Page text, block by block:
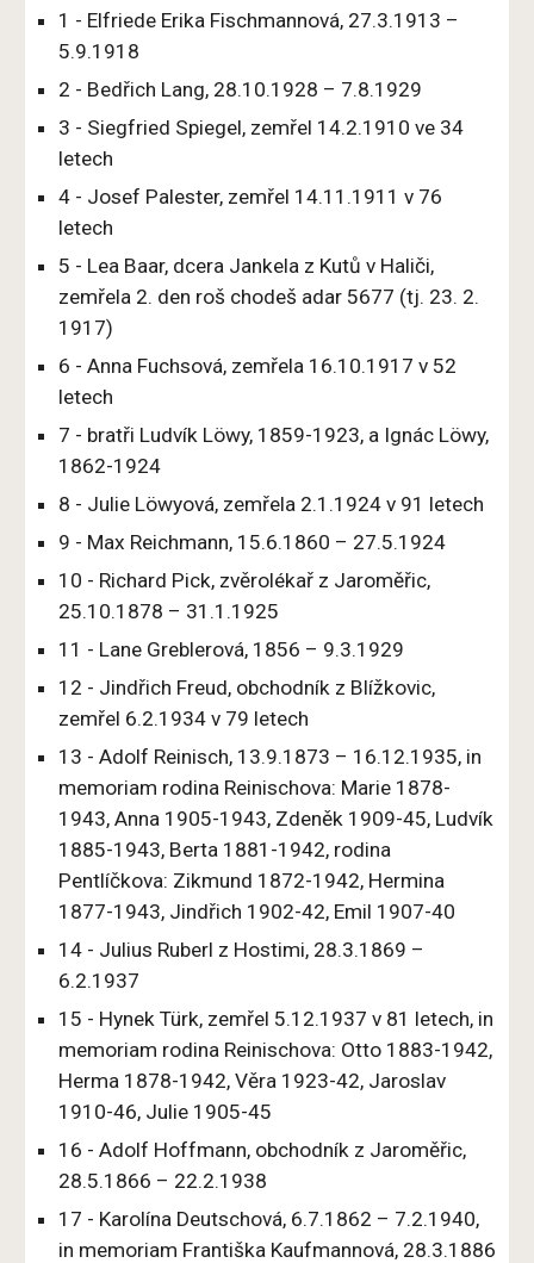
1 - Elfriede Erika Fischmannová, 27.3.1913 –
5.9.1918
2 - Bedřich Lang, 28.10.1928 – 7.8.1929
3 - Siegfried Spiegel, zemřel 14.2.1910 ve 34
letech
4 - Josef Palester, zemřel 14.11.1911 v 76
letech
5 - Lea Baar, dcera Jankela z Kutů v Haliči,
zemřela 2. den roš chodeš adar 5677 (tj. 23. 2.
1917)
6 - Anna Fuchsová, zemřela 16.10.1917 v 52
letech
7 - bratři Ludvík Löwy, 1859-1923, a Ignác Löwy,
1862-1924
8 - Julie Löwyová, zemřela 2.1.1924 v 91 letech
9 - Max Reichmann, 15.6.1860 – 27.5.1924
10 - Richard Pick, zvěrolékař z Jaroměřic,
25.10.1878 – 31.1.1925
11 - Lane Greblerová, 1856 – 9.3.1929
12 - Jindřich Freud, obchodník z Blížkovic,
zemřel 6.2.1934 v 79 letech
13 - Adolf Reinisch, 13.9.1873 – 16.12.1935, in
memoriam rodina Reinischova: Marie 1878-
1943, Anna 1905-1943, Zdeněk 1909-45, Ludvík
1885-1943, Berta 1881-1942, rodina
Pentlíčkova: Zikmund 1872-1942, Hermina
1877-1943, Jindřich 1902-42, Emil 1907-40
14 - Julius Ruberl z Hostimi, 28.3.1869 –
6.2.1937
15 - Hynek Türk, zemřel 5.12.1937 v 81 letech, in
memoriam rodina Reinischova: Otto 1883-1942,
Herma 1878-1942, Věra 1923-42, Jaroslav
1910-46, Julie 1905-45
16 - Adolf Hoffmann, obchodník z Jaroměřic,
28.5.1866 – 22.2.1938
17 - Karolína Deutschová, 6.7.1862 – 7.2.1940,
in memoriam Františka Kaufmannová, 28.3.1886